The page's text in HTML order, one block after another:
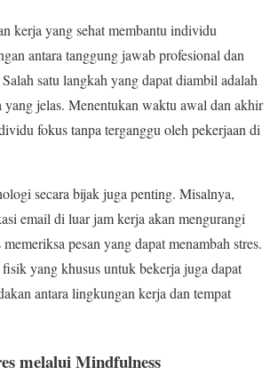
kerja yang sehat membantu individu
antara tanggung jawab profesional dan
satu langkah yang dapat diambil adalah
yang jelas. Menentukan waktu awal dan akhir
fokus tanpa terganggu oleh pekerjaan di
secara bijak juga penting. Misalnya,
email di luar jam kerja akan mengurangi
pesan yang dapat menambah stres.
yang khusus untuk bekerja juga dapat
antara lingkungan kerja dan tempat
melalui Mindfulness